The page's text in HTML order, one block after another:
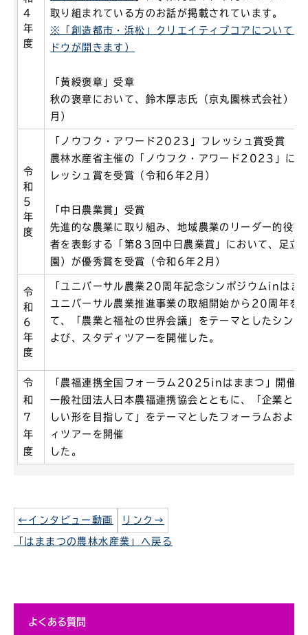
4
年
度
取り組まれている方のお話が掲載されています。
※「創造都市・浜松」クリエイティブコアについて
ドウが開きます）
「黄綬褒章」受章
秋の褒章において、鈴木厚志氏（京丸園株式会社）
月）
令
和
5
年
度
「ノウフク・アワード2023」フレッシュ賞受賞
農林水産省主催の「ノウフク・アワード2023」にお
レッシュ賞を受賞（令和6年2月）
「中日農業賞」受賞
先進的な農業に取り組み、地域農業のリーダー的役
者を表彰する「第83回中日農業賞」において、足立
園）が優秀賞を受賞（令和6年2月）
令
和
6
年
度
「ユニバーサル農業20周年記念シンポジウムinはま
ユニバーサル農業推進事業の取組開始から20周年を
て、「農業と福祉の世界会議」をテーマとしたシンポ
よび、スタディツアーを開催した。
令
和
7
年
度
「農福連携全国フォーラム2025inはままつ」開催
一般社団法人日本農福連携協会とともに、「企業との
しい形を目指して」をテーマとしたフォーラムおよび
ィツアーを開催
した。
←インタビュー動画 リンク→
「はままつの農林水産業」へ戻る
よくある質問